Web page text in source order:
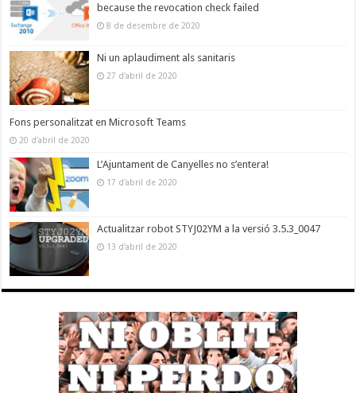
because the revocation check failed
8 de desembre de 2020
Ni un aplaudiment als sanitaris
27 d'abril de 2020
Fons personalitzat en Microsoft Teams
20 d'abril de 2020
L’Ajuntament de Canyelles no s’entera!
17 d'abril de 2020
Actualitzar robot STYJ02YM a la versió 3.5.3_0047
13 d'abril de 2020